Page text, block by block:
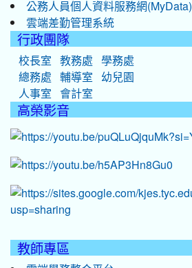
公務人員個人資料服務網(MyData)
雲端差勤管理系統
行政團隊
校長室 教務處
學務處
總務處
輔導室
幼兒園
人事室
會計室
高榮影音
教師專區